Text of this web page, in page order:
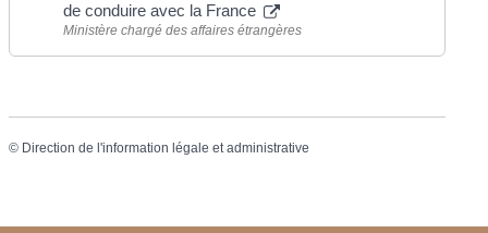
de conduire avec la France
Ministère chargé des affaires étrangères
© Direction de l'information légale et administrative